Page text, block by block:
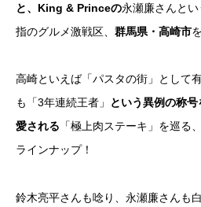
と、King & Princeの永瀬廉さんと
指のグルメ激戦区、 群馬県・高崎市
高崎といえば「パスタの街」として
も「3年連続王者」
という異例の称
愛される 「極上肉ステーキ」を巡る
ラインナップ！
鈴木亮平さんも唸り、永瀬廉さんも